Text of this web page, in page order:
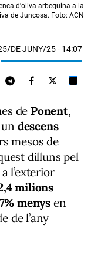
d'oliva arbequina a la
de Juncosa. Foto: ACN
DE JUNY/25 - 14:07
de Ponent,
descens
mesos de
dilluns pel
l’exterior
milions
menys en
de l’any